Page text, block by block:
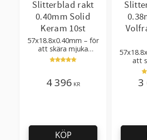
Slitterblad rakt
0.40mm Solid
Keram 10st
57x18.8x0.40mm – för
att skära mjuka
plastfilmer
4 396 KR
KÖP
att
3